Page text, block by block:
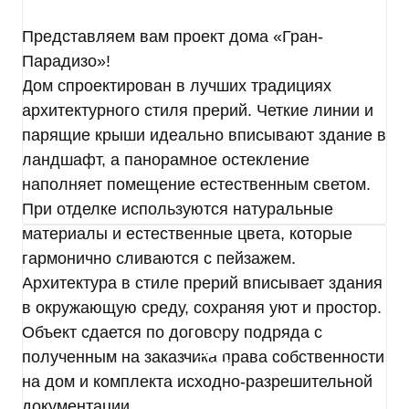
Представляем вам проект дома «Гран-
Парадизо»!
Дом спроектирован в лучших традициях
архитектурного стиля прерий. Четкие линии и
парящие крыши идеально вписывают здание в
ландшафт, а панорамное остекление
наполняет помещение естественным светом.
При отделке используются натуральные
материалы и естественные цвета, которые
гармонично сливаются с пейзажем.
Архитектура в стиле прерий вписывает здания
в окружающую среду, сохраняя уют и простор.
Объект сдается по договору подряда с
полученным на заказчика права собственности
на дом и комплекта исходно-разрешительной
способов обработки в соответствии с п. 3 ст. 3
Федерального закона от 27.07.2006 г. № 152-ФЗ
«О персональных данных». В ходе обработки с
персональными данными будут совершены
следующие действия: сбор; запись;
систематизация; накопление; хранение;
уточнение (обновление, изменение);
использование; обезличивание; удаление;
уничтожение.
Согласие дается, в том числе на возможные
информационные (рекламные) оповещения (в т.
ч. осуществления информационных рассылок,
рассылок о маркетинговых мероприятиях,
специальных предложениях и акциях
посредством SMS и e-mail).
Передача персональных данных третьим лицам
осуществляется на основании законодательства
Российской Федерации, договора с участием
субъекта персональных данных или согласия